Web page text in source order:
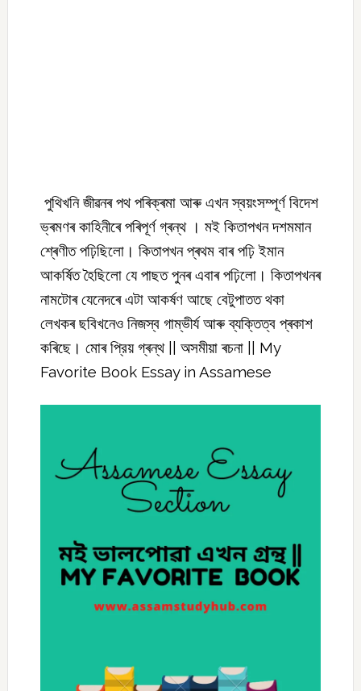
পুথিখনি জীৱনৰ পথ পৰিক্ৰমা আৰু এখন স্বয়ংসম্পূর্ণ বিদেশ
ভ্ৰমণৰ কাহিনীৰে পৰিপূৰ্ণ গ্ৰন্থ । মই কিতাপখন দশমমান
শ্ৰেণীত পঢ়িছিলো। কিতাপখন প্ৰথম বাৰ পঢ়ি ইমান
আকৰ্ষিত হৈছিলো যে পাছত পুনৰ এবাৰ পঢ়িলো। কিতাপখনৰ
নামটোৰ যেনেদৰে এটা আকৰ্ষণ আছে বেটুপাতত থকা
লেখকৰ ছবিখনেও নিজস্ব গাম্ভীৰ্য আৰু ব্যক্তিত্ব প্ৰকাশ
কৰিছে। মোৰ প্রিয় গ্ৰন্থ || অসমীয়া ৰচনা || My
Favorite Book Essay in Assamese